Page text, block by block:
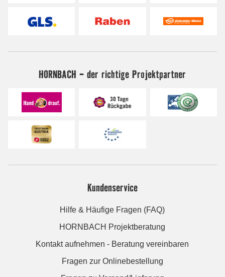
HORNBACH - der richtige Projektpartner
Kundenservice
Hilfe & Häufige Fragen (FAQ)
HORNBACH Projektberatung
Kontakt aufnehmen - Beratung vereinbaren
Fragen zur Onlinebestellung